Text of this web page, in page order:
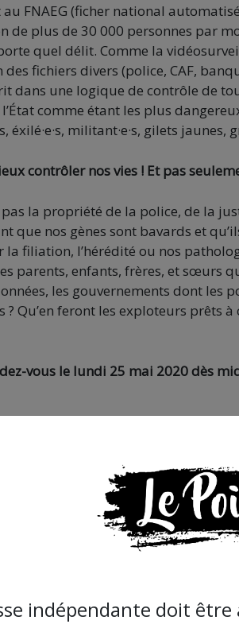
FNAEG (ficher national
de plus de 30 000 personnes par
quel délit. Comme la
fichiers divers (police, CAF,
dans une logique de contrôle de
comme étant les plus
éxilé·e·s, militant·e·s, gilets jaunes,
contrôler nos vies ! Et pas
la propriété de la police, de la
que nos gènes sont bavards et
filiation, l’hérédité ou nos
parents, enfants, frères, et sœurs
les gouvernements dont les
Qu’en feront les exploteurs prêts
vous le lundi 25 mai 2020 dès
indépendante doit être